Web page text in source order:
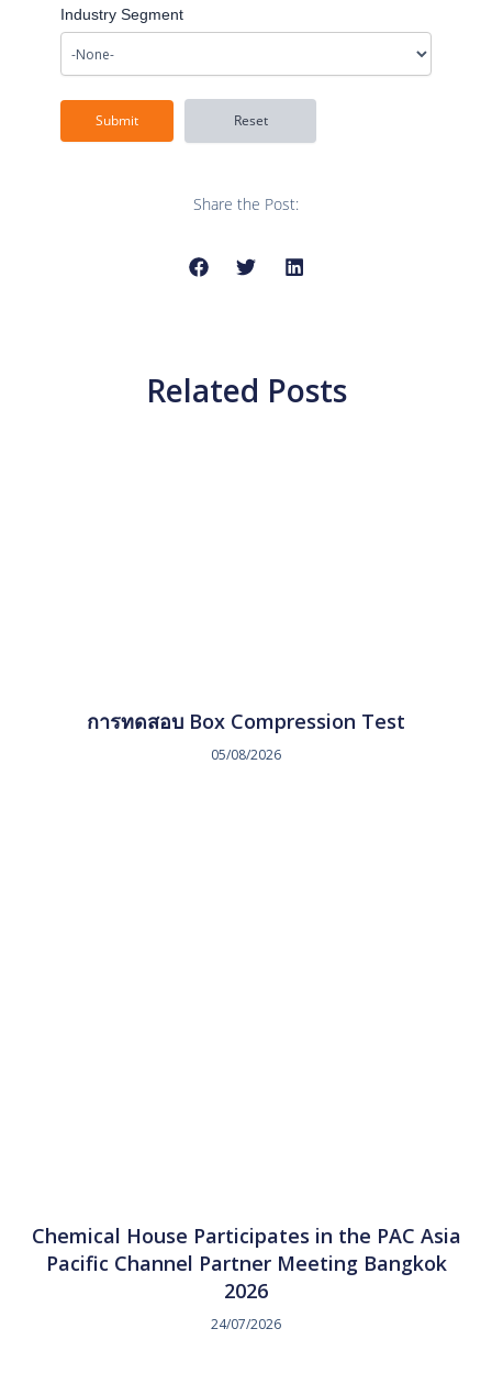
Industry Segment
Share the Post:
Related Posts
การทดสอบ Box Compression Test
05/08/2026
Chemical House Participates in the PAC Asia
Pacific Channel Partner Meeting Bangkok
2026
24/07/2026